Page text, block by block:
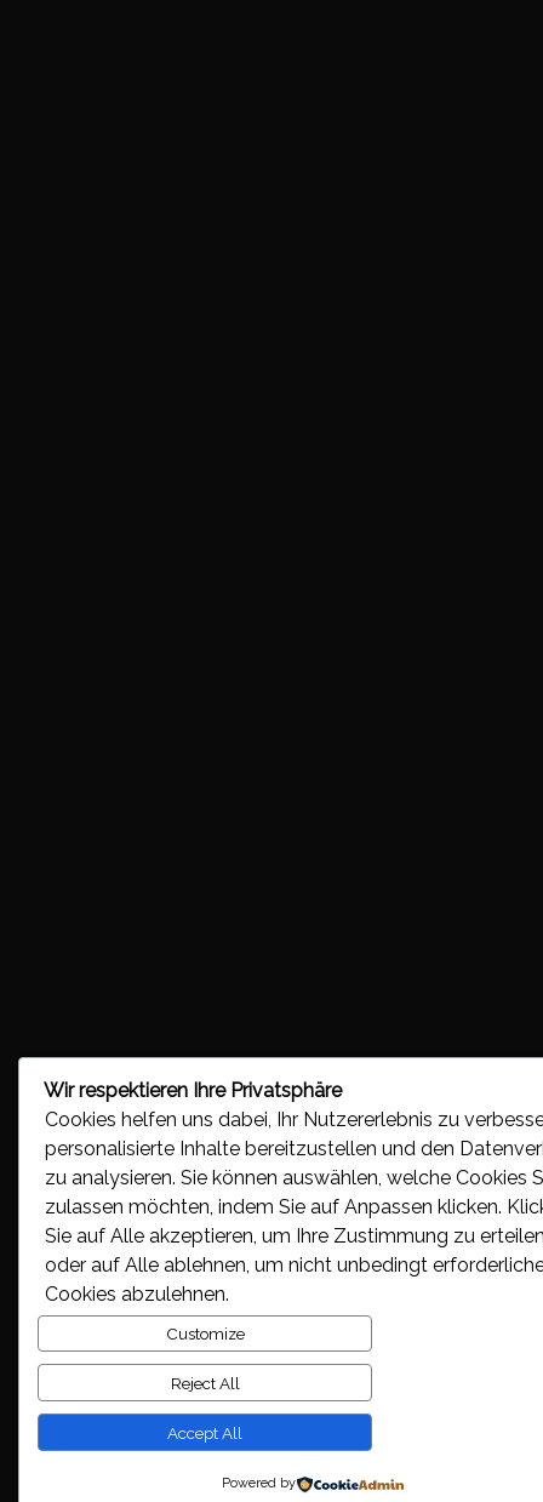
Wir respektieren Ihre Privatsphäre
Cookies helfen uns dabei, Ihr Nutzererlebnis zu
personalisierte Inhalte bereitzustellen und den
zu analysieren. Sie können auswählen, welche Cookies
zulassen möchten, indem Sie auf Anpassen klicken.
Sie auf Alle akzeptieren , um Ihre Zustimmung zu
oder auf Alle ablehnen , um nicht unbedingt
Cookies abzulehnen.
Customize
Reject All
Accept All
Powered by